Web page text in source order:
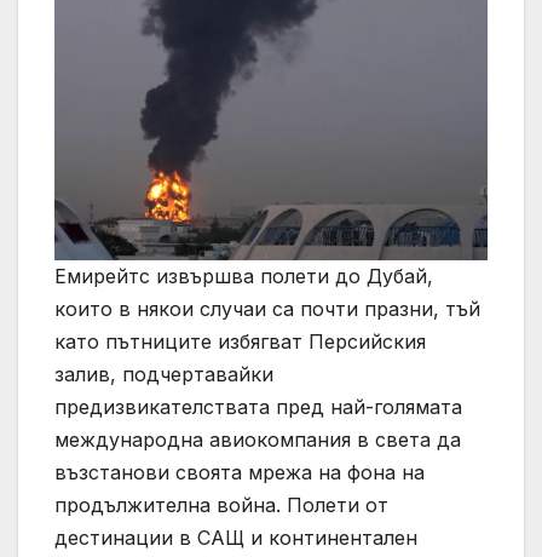
Емирейтс извършва полети до Дубай,
които в някои случаи са почти празни, тъй
като пътниците избягват Персийския
залив, подчертавайки
предизвикателствата пред най-голямата
международна авиокомпания в света да
възстанови своята мрежа на фона на
продължителна война. Полети от
дестинации в САЩ и континентален